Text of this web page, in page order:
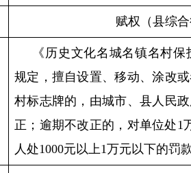
赋权（县综
《历史文化名城名镇名村
规定，擅自设置、移动、涂改
村标志牌的，由城市、县人民
正；逾期不改正的，对单位处1
人处1000元以上1万元以下的罚